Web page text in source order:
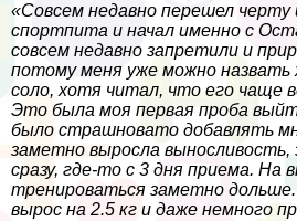
«Совсем недавно перешел черту
спортпита и начал именно с
совсем недавно запретили и
потому меня уже можно назвать
соло, хотя читал, что его чаще
Это была моя первая проба
было страшновато добавлять
заметно выросла
сразу, где-то с 3 дня приема. На
тренироваться заметно
вырос на 2.5 кг и даже немного